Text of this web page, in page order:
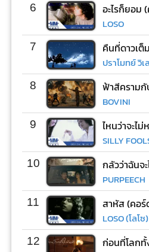
6 อะไรก็ยอม
LOSO
7 คืนที่ดาวเต็
ปราโมทย์ วิเ
8 ฟ้าสีครามกั
BOVINI
9
SILLY
10 กลัวว่าฉันจ
PURPEECH
11 สาหัส (คอ
LOSO (โลโซ)
12